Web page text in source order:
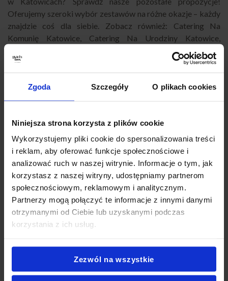
Zgoda Szczegóły O plikach cookies
Niniejsza strona korzysta z plików cookie
Wykorzystujemy pliki cookie do spersonalizowania treści
i reklam, aby oferować funkcje społecznościowe i
analizować ruch w naszej witrynie. Informacje o tym, jak
korzystasz z naszej witryny, udostępniamy partnerom
społecznościowym, reklamowym i analitycznym.
Partnerzy mogą połączyć te informacje z innymi danymi
otrzymanymi od Ciebie lub uzyskanymi podczas
korzystania z ich usług.
Zezwól na wszystkie
Oferujemy szeroki wybór zestawów na różne okazje – każdy
znajdzie coś dla siebie. Zobacz również: Catering Na
Komunię Katowice, Catering Na Urodziny Katowice,
Catering Na Imprezę
Katowice
Catering Dla Firm
Food Katowice
Catering Okolicznościowy Katowice
Catering Na Baby Shower Katowice
Karnawał Katowice,Catering Na Wigilię Katowice
na Wielkanoc Katowice,Catering Sylwestrowy Katowice
Catering biznesowy Katowice,Catering konferencyjny
Katowice,Catering na szkolenie Katowice,Catering firmowy
z dowozem Katowice,Catering na przyjęcie Katowice
Catering imprezowy Katowice, Catering na imprezy
Katowice,Partybox Katowice,Catering Katowice impreza
Catering przekąski Katowice ,Catering świąteczny Katowice
Jak zamówić PartyBox?